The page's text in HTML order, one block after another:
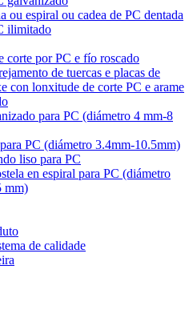
ou espiral ou cadea de PC dentada
ilimitado
corte por PC e fío roscado
de tuercas e placas de
con lonxitude de corte PC e arame
para PC (diámetro 4 mm-8
PC (diámetro 3.4mm-10.5mm)
liso para PC
en espiral para PC (diámetro
mm)
de calidade